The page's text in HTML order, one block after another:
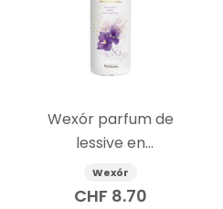
Wexór parfum de
lessive en
microcapsules
Harmony Violet 200ml
Wexór
CHF 8.70